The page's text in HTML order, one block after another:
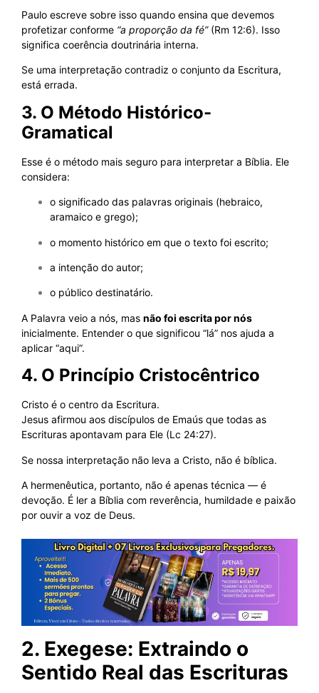
Paulo escreve sobre isso quando ensina que devemos
profetizar conforme “a proporção da fé”(Rm 12:6). Isso
significa coerência doutrinária interna.
Se uma interpretação contradiz o conjunto da Escritura,
está errada.
3. O Método Histórico-
Gramatical
Esse é o método mais seguro para interpretar a Bíblia. Ele
considera:
o significado das palavras originais (hebraico,
aramaico e grego);
o momento histórico em que o texto foi escrito;
a intenção do autor;
o público destinatário.
A Palavra veio a nós, mas não foi escrita por nós
inicialmente. Entender o que significou “lá” nos ajuda a
aplicar “aqui”.
4. O Princípio Cristocêntrico
Cristo é o centro da Escritura.
Jesus afirmou aos discípulos de Emaús que todas as
Escrituras apontavam para Ele (Lc 24:27).
Se nossa interpretação não leva a Cristo, não é bíblica.
A hermenêutica, portanto, não é apenas técnica — é
devoção. É ler a Bíblia com reverência, humildade e paixão
por ouvir a voz de Deus.
2. Exegese: Extraindo o
Sentido Real das Escrituras